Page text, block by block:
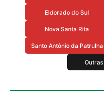
Eldorado do Sul
Nova Santa Rita
Santo Antônio da Patrulha